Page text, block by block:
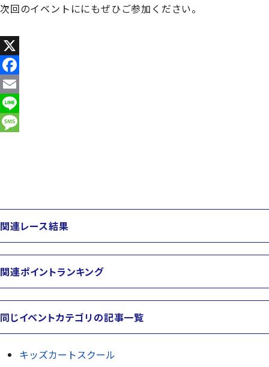
次回のイベントににもぜひご参加ください。
X
Facebook
Email
Line
関連レース結果
関連ポイントランキング
同じイベントカテゴリの記事一覧
キッズカートスクール